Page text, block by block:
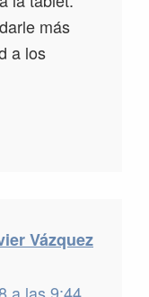
más
a los
Vázquez